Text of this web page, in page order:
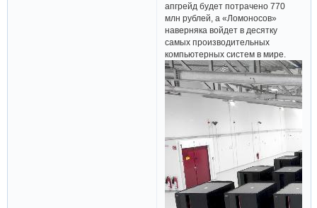
апгрейд будет потрачено 770
млн рублей, а «Ломоносов»
наверняка войдет в десятку
самых производительных
компьютерных систем в мире.